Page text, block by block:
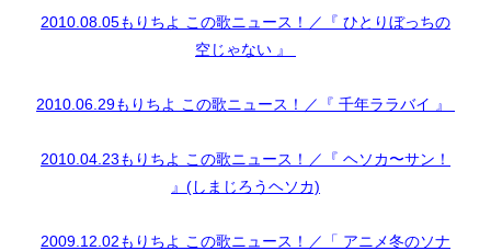
2010.08.05もりちよ この歌ニュース！／『 ひとりぼっちの
空じゃない 』
2010.06.29もりちよ この歌ニュース！／『 千年ララバイ 』
2010.04.23もりちよ この歌ニュース！／『 ヘソカ〜サン！
』(しまじろうヘソカ)
2009.12.02もりちよ この歌ニュース！／「 アニメ冬のソナ